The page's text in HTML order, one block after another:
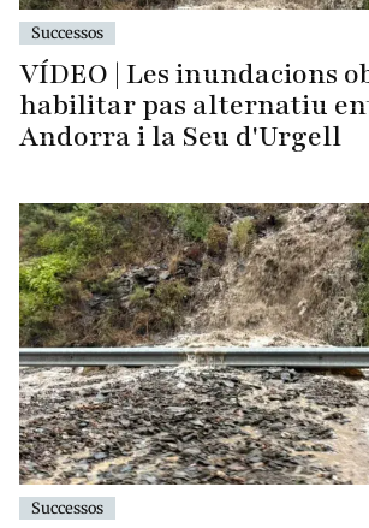
Successos
VÍDEO | Les inundacions
habilitar pas alternatiu
Andorra i la Seu d'Urgell
Successos